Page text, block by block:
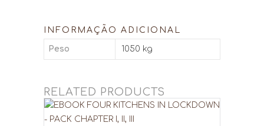
INFORMAÇÃO ADICIONAL
Peso 1050 kg
RELATED PRODUCTS